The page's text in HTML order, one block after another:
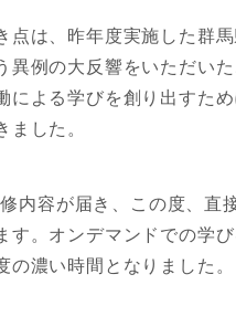
点は、昨年度実施した群
異例の大反響をいただい
による学びを創り出すた
した。
内容が届き、この度、直
す。オンデマンドでの学
濃い時間となりました。